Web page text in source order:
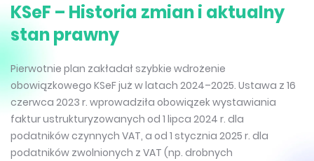
KSeF – Historia zmian i aktualny
stan prawny
Pierwotnie plan zakładał szybkie wdrożenie
obowiązkowego KSeF już w latach 2024–2025. Ustawa z 16
czerwca 2023 r. wprowadziła obowiązek wystawiania
faktur ustrukturyzowanych od 1 lipca 2024 r. dla
podatników czynnych VAT, a od 1 stycznia 2025 r. dla
podatników zwolnionych z VAT (np. drobnych